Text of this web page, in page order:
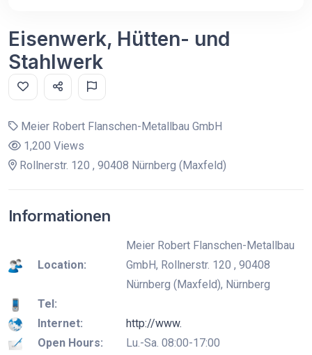
Eisenwerk, Hütten- und
Stahlwerk
Meier Robert Flanschen-Metallbau GmbH
1,200 Views
Rollnerstr. 120 , 90408 Nürnberg (Maxfeld)
Informationen
Location:
Meier Robert Flanschen-Metallbau
GmbH, Rollnerstr. 120 , 90408
Nürnberg (Maxfeld), Nürnberg
Tel:
Internet:
http://www.
Open Hours:
Lu.-Sa. 08:00-17:00